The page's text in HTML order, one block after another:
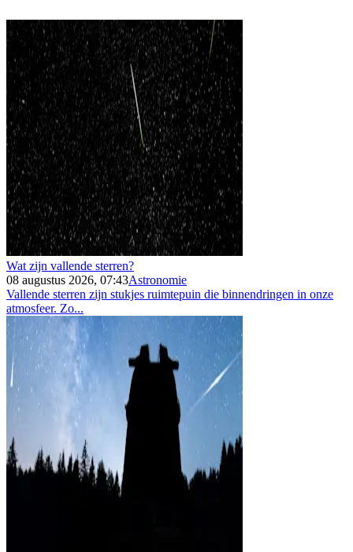
Wat zijn vallende sterren?
08 augustus 2026, 07:43Astronomie
Vallende sterren zijn stukjes ruimtepuin die binnendringen in onze
atmosfeer. Zo...